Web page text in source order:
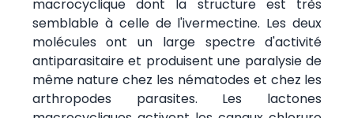
macrocyclique dont la structure est très
semblable à celle de l'ivermectine. Les deux
molécules ont un large spectre d'activité
antiparasitaire et produisent une paralysie de
même nature chez les nématodes et chez les
arthropodes parasites. Les lactones